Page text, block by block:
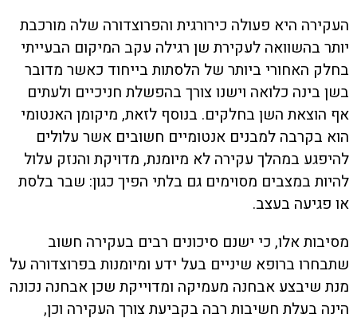
העקירה היא פעולה כירורגית והפרוצדורה שלה מורכבת
יותר בהשוואה לעקירת שן רגילה עקב המיקום הבעייתי
בחלק האחורי ביותר של הלסתות בייחוד כאשר מדובר
בשן בינה כלואה וישנו צורך בהפשלת חניכיים ולעתים
אף הוצאת השן בחלקים. בנוסף לזאת, מיקומן האנטומי
הוא בקרבה למבנים אנטומיים חשובים אשר עלולים
להיפגע במהלך עקירה לא מיומנת, מדויקת והנזק עלול
להיות במצבים מסוימים גם בלתי הפיך כגון: שבר בלסת
או פגיעה בעצב.
מסיבות אלו, כי ישנם סיכונים רבים בעקירה חשוב
שתבחרו ברופא שיניים בעל ידע ומיומנות בפרוצדורה על
מנת שיבצע אבחנה מעמיקה ומדוייקת שכן אבחנה נכונה
הינה בעלת חשיבות רבה בקביעת צורך העקירה וכן,